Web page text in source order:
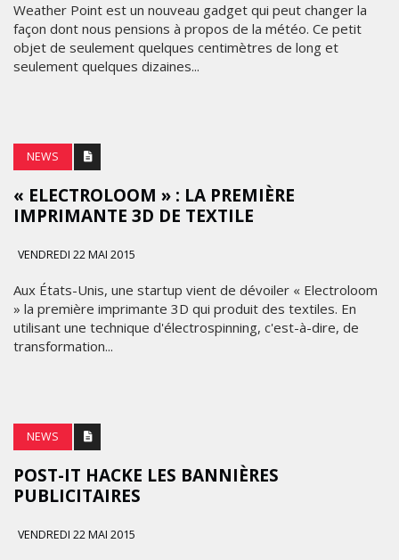
Weather Point est un nouveau gadget qui peut changer la
façon dont nous pensions à propos de la météo. Ce petit
objet de seulement quelques centimètres de long et
seulement quelques dizaines...
NEWS
« ELECTROLOOM » : LA PREMIÈRE
IMPRIMANTE 3D DE TEXTILE
VENDREDI 22 MAI 2015
Aux États-Unis, une startup vient de dévoiler « Electroloom
» la première imprimante 3D qui produit des textiles. En
utilisant une technique d'électrospinning, c'est-à-dire, de
transformation...
NEWS
POST-IT HACKE LES BANNIÈRES
PUBLICITAIRES
VENDREDI 22 MAI 2015